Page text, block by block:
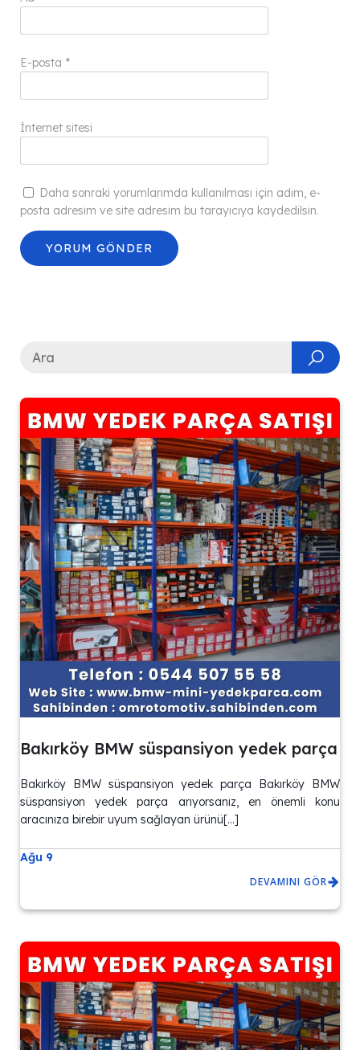
E-posta *
İnternet sitesi
Daha sonraki yorumlarımda kullanılması için adım, e-
posta adresim ve site adresim bu tarayıcıya kaydedilsin.
Bakırköy BMW süspansiyon yedek parça
Bakırköy BMW süspansiyon yedek parça Bakırköy BMW
süspansiyon yedek parça arıyorsanız, en önemli konu
aracınıza birebir uyum sağlayan ürünü[…]
Ağu 9
DEVAMINI GÖR